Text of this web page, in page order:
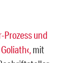
und
mit